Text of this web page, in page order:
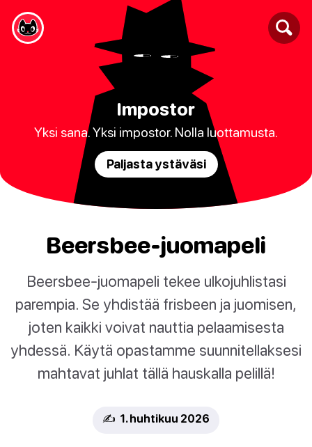
Impostor
Yksi sana. Yksi impostor. Nolla luottamusta.
Paljasta ystäväsi
Beersbee-juomapeli
Beersbee-juomapeli tekee ulkojuhlistasi
parempia. Se yhdistää frisbeen ja juomisen,
joten kaikki voivat nauttia pelaamisesta
yhdessä. Käytä opastamme suunnitellaksesi
mahtavat juhlat tällä hauskalla pelillä!
✍️ 1. huhtikuu 2026